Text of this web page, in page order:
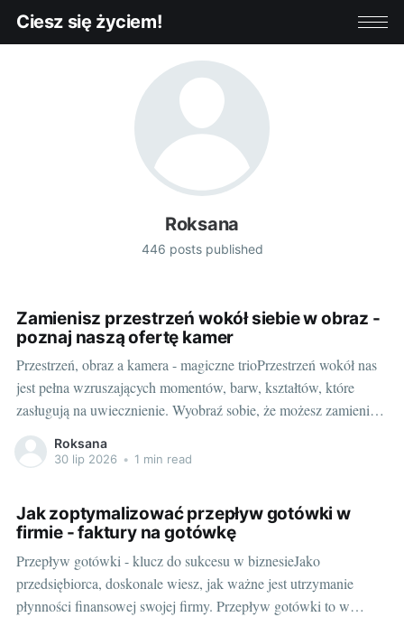
Ciesz się życiem!
Roksana
446 posts published
Zamienisz przestrzeń wokół siebie w obraz -
poznaj naszą ofertę kamer
Przestrzeń, obraz a kamera - magiczne trioPrzestrzeń wokół nas
jest pełna wzruszających momentów, barw, kształtów, które
zasługują na uwiecznienie. Wyobraź sobie, że możesz zamienić
otaczający cię świat w jednym migawki w piękny,
niepowtarzalny obraz. Taką możliwość daje ci kamera.
Roksana
30 lip 2026 • 1 min read
Jak zoptymalizować przepływ gotówki w
firmie - faktury na gotówkę
Przepływ gotówki - klucz do sukcesu w biznesieJako
przedsiębiorca, doskonale wiesz, jak ważne jest utrzymanie
płynności finansowej swojej firmy. Przepływ gotówki to w